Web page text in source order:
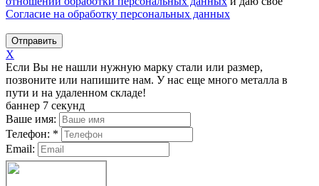
Согласие на обработку персональных данных
Отправить
X
Если Вы не нашли нужную марку стали или размер,
позвоните или напишите нам. У нас еще много металла в
пути и на удаленном складе!
баннер 7 секунд
Ваше имя:
Телефон: *
Email: